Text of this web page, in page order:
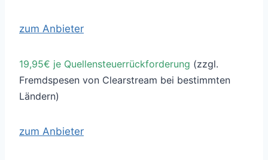
zum Anbieter
19,95€ je Quellensteuerrückforderung (zzgl.
Fremdspesen von Clearstream bei bestimmten
Ländern)
zum Anbieter